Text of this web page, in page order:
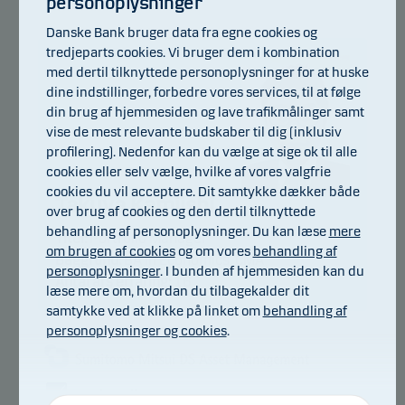
Takuya Kamiishi
Titel:Portfolio Manager
Baggrund:BA in Economics, CMA
Antal års erfaring:16
Sumitomo Mitsui DS Asset Management har i mere
Danske Bank bruger data fra egne cookies og
tredjeparts cookies. Vi bruger dem i kombination
med dertil tilknyttede personoplysninger for at huske
dine indstillinger, forbedre vores services, til at følge
din brug af hjemmesiden og lave trafikmålinger samt
vise de mest relevante budskaber til dig (inklusiv
profilering). Nedenfor kan du vælge at sige ok til alle
cookies eller selv vælge, hvilke af vores valgfrie
cookies du vil acceptere. Dit samtykke dækker både
over brug af cookies og den dertil tilknyttede
behandling af personoplysninger. Du kan læse mere
om brugen af cookiesog om vores behandling af
personoplysninger. I bunden af hjemmesiden kan du
læse mere om, hvordan du tilbagekalder dit
samtykke ved at klikke på linket om behandling af
personoplysninger og cookies.
Nødvendige